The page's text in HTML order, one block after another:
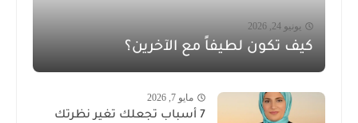
يونيو 24, 2026
كيف تكون لطيفاً مع الآخرين؟
مايو 7, 2026
7 أسباب تجعلك تغير نظرتك